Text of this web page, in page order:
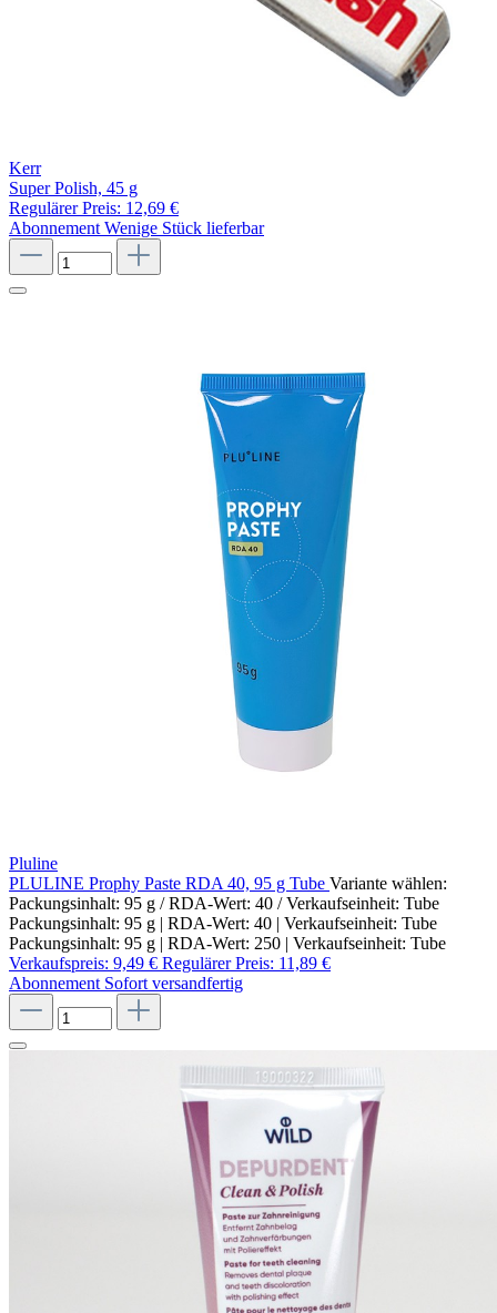
Kerr
Super Polish, 45 g
Regulärer Preis: 12,69 €
Abonnement Wenige Stück lieferbar
Pluline
PLULINE Prophy Paste RDA 40, 95 g Tube Variante wählen:
Packungsinhalt: 95 g / RDA-Wert: 40 / Verkaufseinheit: Tube
Packungsinhalt: 95 g | RDA-Wert: 40 | Verkaufseinheit: Tube
Packungsinhalt: 95 g | RDA-Wert: 250 | Verkaufseinheit: Tube
Verkaufspreis: 9,49 € Regulärer Preis: 11,89 €
Abonnement Sofort versandfertig